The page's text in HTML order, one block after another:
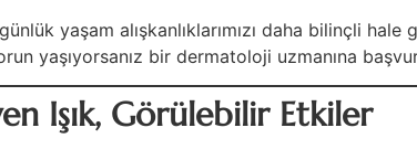
yaşam alışkanlıklarımızı daha bilinçli
yaşıyorsanız bir dermatoloji uzmanına
Işık, Görülebilir Etkiler